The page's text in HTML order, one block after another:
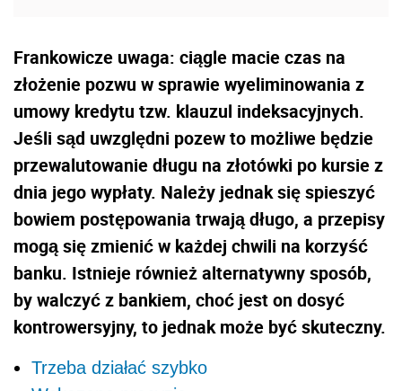
Frankowicze uwaga: ciągle macie czas na
złożenie pozwu w sprawie wyeliminowania z
umowy kredytu tzw. klauzul indeksacyjnych.
Jeśli sąd uwzględni pozew to możliwe będzie
przewalutowanie długu na złotówki po kursie z
dnia jego wypłaty. Należy jednak się spieszyć
bowiem postępowania trwają długo, a przepisy
mogą się zmienić w każdej chwili na korzyść
banku. Istnieje również alternatywny sposób,
by walczyć z bankiem, choć jest on dosyć
kontrowersyjny, to jednak może być skuteczny.
Trzeba działać szybko